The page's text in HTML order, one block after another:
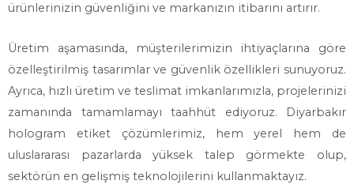
ürünlerinizin güvenliğini ve markanızın itibarını artırır.
Üretim aşamasında, müşterilerimizin ihtiyaçlarına göre
özelleştirilmiş tasarımlar ve güvenlik özellikleri sunuyoruz.
Ayrıca, hızlı üretim ve teslimat imkanlarımızla, projelerinizi
zamanında tamamlamayı taahhüt ediyoruz. Diyarbakır
hologram etiket çözümlerimiz, hem yerel hem de
uluslararası pazarlarda yüksek talep görmekte olup,
sektörün en gelişmiş teknolojilerini kullanmaktayız.